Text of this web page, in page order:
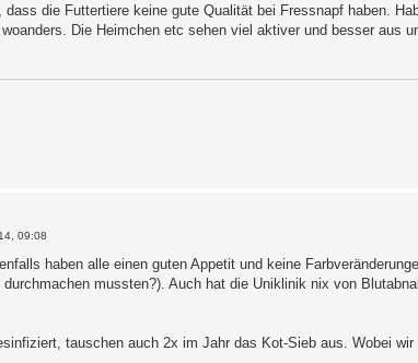
dass die Futtertiere keine gute Qualität bei Fressnapf haben.
Die Heimchen etc sehen viel aktiver und besser aus
09:08
haben alle einen guten Appetit und keine
mussten?). Auch hat die Uniklinik nix von
tauschen auch 2x im Jahr das Kot-Sieb aus. Wobei